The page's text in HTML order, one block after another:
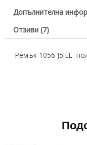
Допълнителна
Отзиви (7)
Ремък 1056 J5 EL